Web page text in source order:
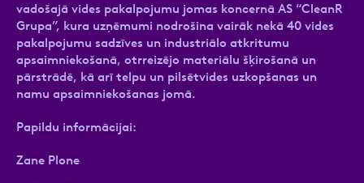
vadošajā vides pakalpojumu jomas koncernā AS “CleanR
Grupa”, kura uzņēmumi nodrošina vairāk nekā 40 vides
pakalpojumu sadzīves un industriālo atkritumu
apsaimniekošanā, otrreizējo materiālu šķirošanā un
pārstrādē, kā arī telpu un pilsētvides uzkopšanas un
namu apsaimniekošanas jomā.
Papildu informācijai:
Zane Plone